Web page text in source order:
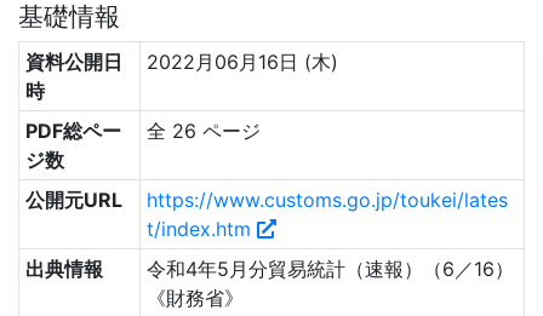
基礎情報
資料公開日
時
2022月06月16日 (木)
PDF総ペー
ジ数
全 26 ページ
公開元URL
https://www.customs.go.jp/toukei/lates
t/index.htm
出典情報
令和4年5月分貿易統計（速報）（6／16）
《財務省》